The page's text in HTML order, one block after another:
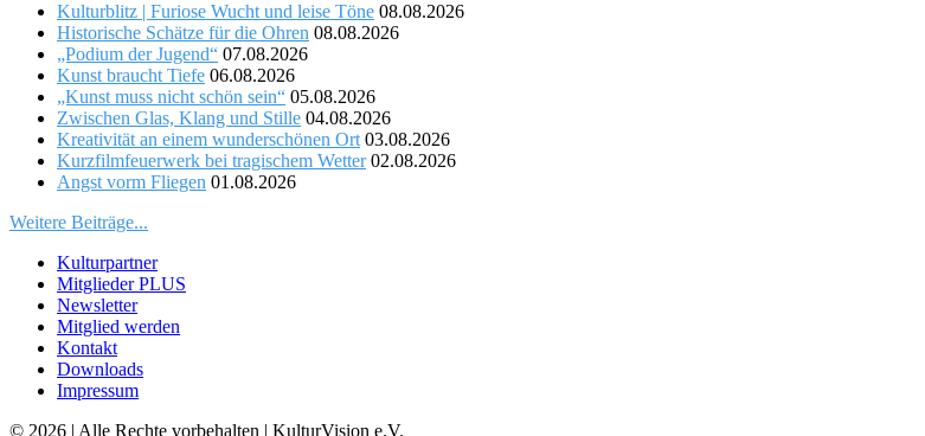
Kulturblitz | Furiose Wucht und leise Töne 08.08.2026
Historische Schätze für die Ohren 08.08.2026
„Podium der Jugend“ 07.08.2026
Kunst braucht Tiefe 06.08.2026
„Kunst muss nicht schön sein“ 05.08.2026
Zwischen Glas, Klang und Stille 04.08.2026
Kreativität an einem wunderschönen Ort 03.08.2026
Kurzfilmfeuerwerk bei tragischem Wetter 02.08.2026
Angst vorm Fliegen 01.08.2026
Weitere Beiträge...
Kulturpartner
Mitglieder PLUS
Newsletter
Mitglied werden
Kontakt
Downloads
Impressum
© 2026 | Alle Rechte vorbehalten | KulturVision e.V.